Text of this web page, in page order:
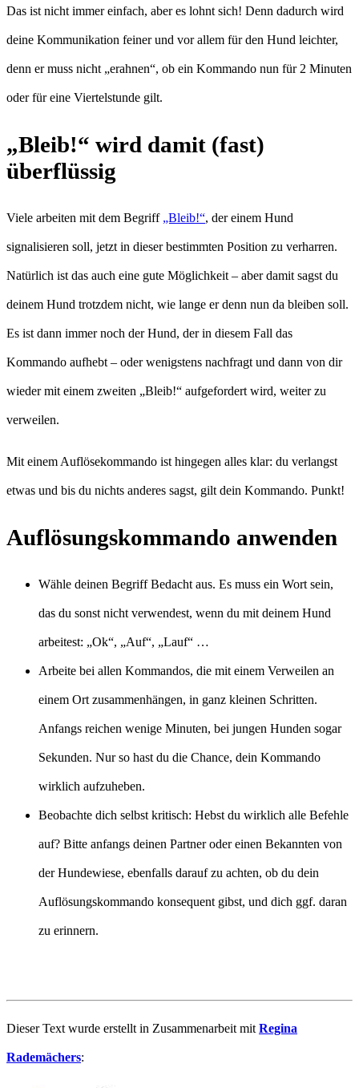
Das ist nicht immer einfach, aber es lohnt sich! Denn dadurch wird
deine Kommunikation feiner und vor allem für den Hund leichter,
denn er muss nicht „erahnen“, ob ein Kommando nun für 2 Minuten
oder für eine Viertelstunde gilt.
„Bleib!“ wird damit (fast)
überflüssig
Viele arbeiten mit dem Begriff „Bleib!“, der einem Hund
signalisieren soll, jetzt in dieser bestimmten Position zu verharren.
Natürlich ist das auch eine gute Möglichkeit – aber damit sagst du
deinem Hund trotzdem nicht, wie lange er denn nun da bleiben soll.
Es ist dann immer noch der Hund, der in diesem Fall das
Kommando aufhebt – oder wenigstens nachfragt und dann von dir
wieder mit einem zweiten „Bleib!“ aufgefordert wird, weiter zu
verweilen.
Mit einem Auflösekommando ist hingegen alles klar: du verlangst
etwas und bis du nichts anderes sagst, gilt dein Kommando. Punkt!
Auflösungskommando anwenden
Wähle deinen Begriff Bedacht aus. Es muss ein Wort sein,
das du sonst nicht verwendest, wenn du mit deinem Hund
arbeitest: „Ok“, „Auf“, „Lauf“ …
Arbeite bei allen Kommandos, die mit einem Verweilen an
einem Ort zusammenhängen, in ganz kleinen Schritten.
Anfangs reichen wenige Minuten, bei jungen Hunden sogar
Sekunden. Nur so hast du die Chance, dein Kommando
wirklich aufzuheben.
Beobachte dich selbst kritisch: Hebst du wirklich alle Befehle
auf? Bitte anfangs deinen Partner oder einen Bekannten von
der Hundewiese, ebenfalls darauf zu achten, ob du dein
Auflösungskommando konsequent gibst, und dich ggf. daran
zu erinnern.
Dieser Text wurde erstellt in Zusammenarbeit mit Regina
Rademächers: